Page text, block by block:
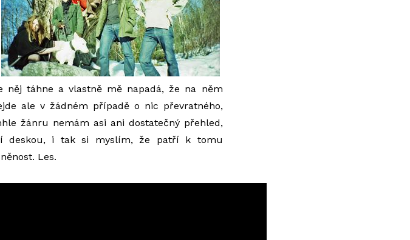
něj táhne a vlastně mě napadá, že na něm
ale v žádném případě o nic převratného,
žánru nemám asi ani dostatečný přehled,
deskou, i tak si myslím, že patří k tomu
Les.